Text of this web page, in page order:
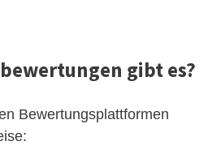
gibt es?
Bewertungsplattformen